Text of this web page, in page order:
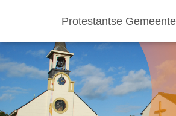
Protestantse